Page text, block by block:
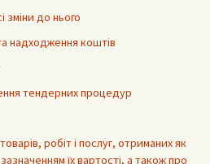
зміни до нього
надходження коштів
тендерних процедур
робіт і послуг, отриманих як
їх вартості, а також про